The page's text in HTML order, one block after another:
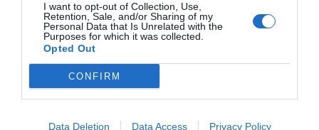
I want to opt-out of Collection, Use,
Retention, Sale, and/or Sharing of my
Personal Data that Is Unrelated with the
Purposes for which it was collected.
Opted Out
CONFIRM
Data Deletion Data Access Privacy Policy